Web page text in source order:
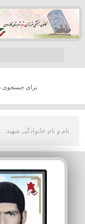
برای جستجوی